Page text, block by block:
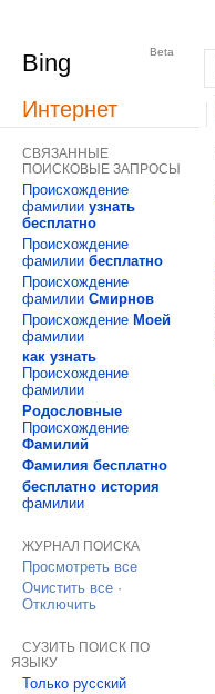
Bing Beta
Интернет
СВЯЗАННЫЕ
ПОИСКОВЫЕ ЗАПРОСЫ
Происхождение
фамилии узнать
бесплатно
Происхождение
фамилии бесплатно
Происхождение
фамилии Смирнов
Происхождение Моей
фамилии
как узнать
Происхождение
фамилии
Родословные
Происхождение
Фамилий
Фамилия бесплатно
бесплатно история
фамилии
ЖУРНАЛ ПОИСКА
Просмотреть все
Очистить все ·
Отключить
СУЗИТЬ ПОИСК ПО
ЯЗЫКУ
Только русский